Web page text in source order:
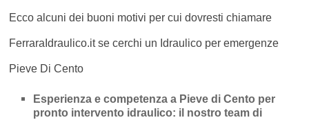
Ecco alcuni dei buoni motivi per cui dovresti chiamare
FerraraIdraulico.it se cerchi un Idraulico per emergenze
Pieve Di Cento
Esperienza e competenza a Pieve di Cento per
pronto intervento idraulico: il nostro team di